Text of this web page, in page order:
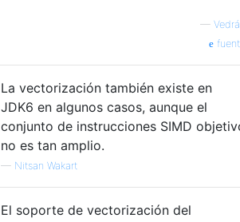
—
La vectorización también existe en
JDK6 en algunos casos, aunque el
conjunto de instrucciones SIMD
no es tan amplio.
— Nitsan Wakart
El soporte de vectorización del